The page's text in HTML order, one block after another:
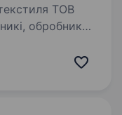
ТОВ
обробники